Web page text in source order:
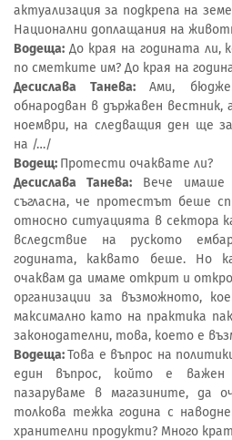
актуализация за подкрепа на
Национални доплащания на
Водеща: До края на годината ли,
по сметките им? До края на
Десислава Танева:Ами,
обнародван в държавен
ноември, на следващия ден ще
на /…/
Водещ: Протести очаквате ли?
Десислава Танева: Вече
съгласна, че протестът беше
относно ситуацията в сектора
вследствие на руското
годината, каквато беше. Но
очаквам да имаме открит и
организации за възможното,
максимално като на практика
законодателни, това, което е
Водеща:Това е въпрос на
един въпрос, който е
пазаруваме в магазините, да
толкова тежка година с
хранителни продукти? Много